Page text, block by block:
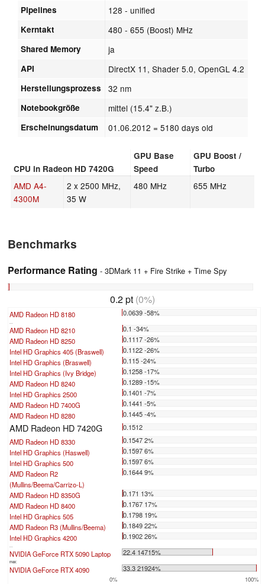
Pipelines 128 - unified
Kerntakt 480 - 655 (Boost) MHz
Shared Memory ja
API DirectX 11, Shader 5.0, OpenGL 4.2
Herstellungsprozess 32 nm
Notebookgröße mittel (15.4" z.B.)
Erscheinungsdatum 01.06.2012 = 5180 days old
CPU in Radeon HD 7420G
GPU Base
Speed
GPU Boost /
Turbo
AMD A4-
4300M
2 x 2500 MHz,
35 W
480 MHz 655 MHz
Benchmarks
Performance Rating - 3DMark 11 + Fire Strike + Time Spy
0.2 pt (0%)
AMD Radeon HD 8180 0.0639 -58%
AMD Radeon HD 8210
0.1 -34%
AMD Radeon HD 8250
0.1117 -26%
Intel HD Graphics 405 (Braswell)
0.1122 -26%
Intel HD Graphics (Braswell)
0.115 -24%
Intel HD Graphics (Ivy Bridge)
0.1258 -17%
AMD Radeon HD 8240
0.1289 -15%
Intel HD Graphics 2500
0.1401 -7%
AMD Radeon HD 7400G
0.1441 -5%
AMD Radeon HD 8280
0.1445 -4%
AMD Radeon HD 7420G
0.1512
AMD Radeon HD 8330
0.1547 2%
Intel HD Graphics (Haswell)
0.1597 6%
Intel HD Graphics 500
0.1597 6%
AMD Radeon R2
(Mullins/Beema/Carrizo-L)
0.1644 9%
AMD Radeon HD 8350G
0.171 13%
AMD Radeon HD 8400
0.1767 17%
Intel HD Graphics 505
0.1798 19%
AMD Radeon R3 (Mullins/Beema)
0.1849 22%
Intel HD Graphics 4200
0.1902 26%
NVIDIA GeForce RTX 5090 Laptop 22.4 14715%
max:
NVIDIA GeForce RTX 4090 33.3 21924%
0% 100%